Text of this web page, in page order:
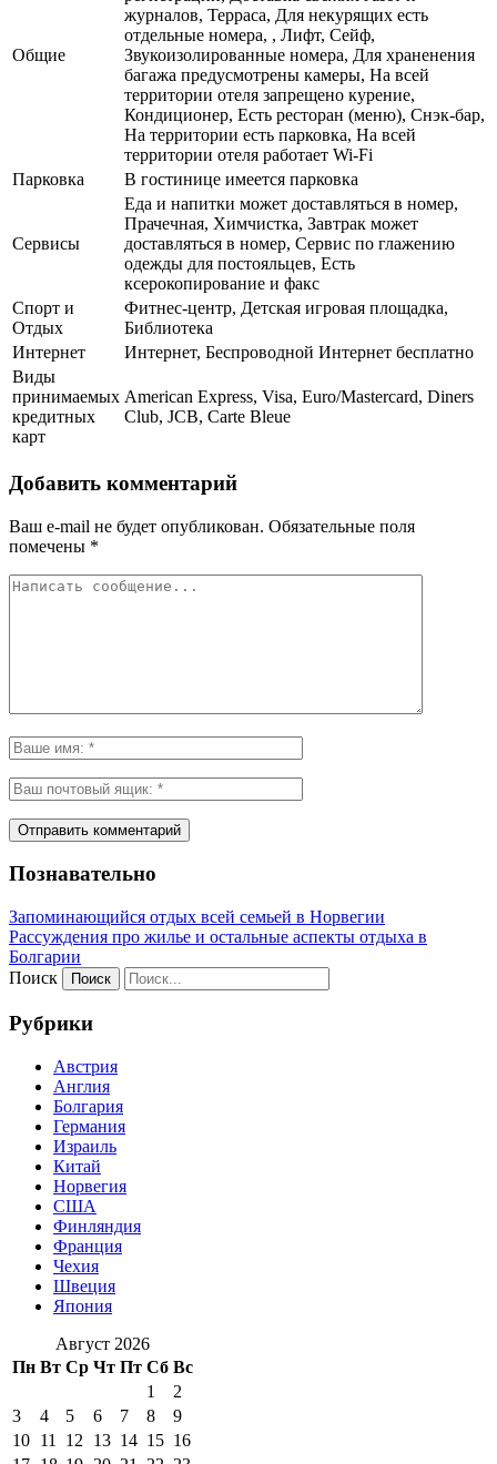
Общие
журналов, Терраса, Для некурящих есть
отдельные номера, , Лифт, Сейф,
Звукоизолированные номера, Для храненения
багажа предусмотрены камеры, На всей
территории отеля запрещено курение,
Кондиционер, Есть ресторан (меню), Снэк-бар,
На территории есть парковка, На всей
территории отеля работает Wi-Fi
Парковка
В гостинице имеется парковка
Сервисы
Еда и напитки может доставляться в номер,
Прачечная, Химчистка, Завтрак может
доставляться в номер, Сервис по глажению
одежды для постояльцев, Есть
ксерокопирование и факс
Спорт и
Отдых
Фитнес-центр, Детская игровая площадка,
Библиотека
Интернет
Интернет, Беспроводной Интернет бесплатно
Виды
принимаемых
кредитных
карт
American Express, Visa, Euro/Mastercard, Diners
Club, JCB, Carte Bleue
Добавить комментарий
Ваш e-mail не будет опубликован. Обязательные поля
помечены *
Познавательно
Запоминающийся отдых всей семьей в Норвегии
Рассуждения про жилье и остальные аспекты отдыха в
Болгарии
Поиск
Рубрики
Австрия
Англия
Болгария
Германия
Израиль
Китай
Норвегия
США
Финляндия
Франция
Чехия
Швеция
Япония
Август 2026
Пн Вт Ср Чт Пт Сб Вс
1
2
3
4 5 6 7 8
9
10 11 12 13 14 15 16